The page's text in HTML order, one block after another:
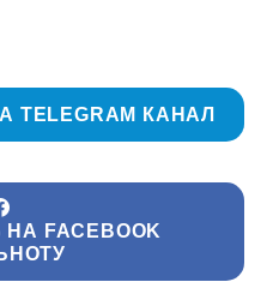
TELEGRAM КАНАЛ
FACEBOOK